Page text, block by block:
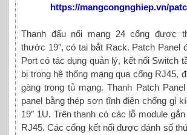
https://mangcongnghiep.vn/
Thanh đấu nối mạng 24 cổng được
thước 19″, có tai bắt Rack. Patch Panel
Port có tác dụng quản lý, kết nối Switch
bị trong hệ thống mạng qua cổng RJ45,
gàng trong tủ mạng. Thanh Patch
panel bằng thép sơn tĩnh điện chống gỉ
19″ 1U. Trên thanh có các lỗ module
RJ45. Các cổng kết nối được đánh số